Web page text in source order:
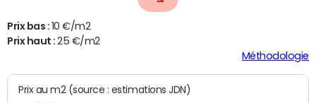
Prix bas : 10 €/m2
Prix haut :25 €/m2
Méthodologie
Prix au m2 (source : estimations JDN)